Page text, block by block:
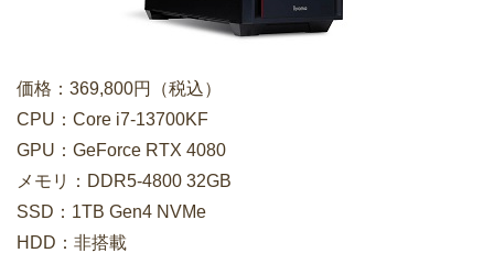
価格：369,800円（税込）
CPU：Core i7-13700KF
GPU：GeForce RTX 4080
メモリ：DDR5-4800 32GB
SSD：1TB Gen4 NVMe
HDD：非搭載